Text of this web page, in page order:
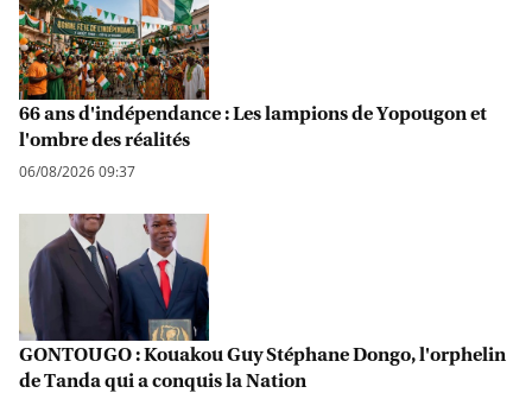
66 ans d'indépendance : Les lampions de Yopougon et
l'ombre des réalités
06/08/2026 09:37
GONTOUGO : Kouakou Guy Stéphane Dongo, l'orphelin
de Tanda qui a conquis la Nation